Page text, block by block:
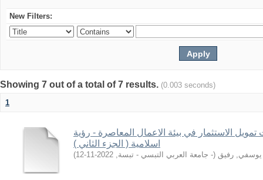
New Filters:
Showing 7 out of a total of 7 results. (0.003 seconds)
1
تمويل الاستثمار في بيئة الاعمال المعاصرة - رؤية
اسلامية ( الجزء الثاني )
يوسفي, رفيق (- جامعة العربي التبسي - تبسة,
2022-11-12
)